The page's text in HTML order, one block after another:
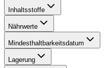
Inhaltsstoffe
Nährwerte
Mindesthaltbarkeitsdatum
Lagerung